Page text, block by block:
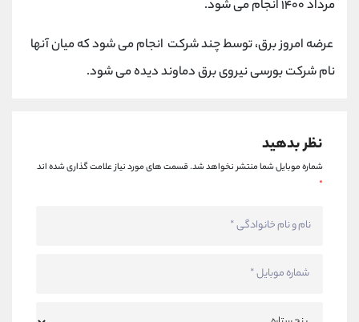
مرداد ۱۴۰۰ انجام می شود.
عرضه امروز برق، توسط چند شرکت‌ انجام می شود که میان آنها
نام شرکت بورسی نیروی برق دماوند دیده می شود.
نظر بدهید
شماره موبایل شما منتشر نخواهد شد.قسمت های مورد نیاز علامت گذاری شده اند
*
کانال بله